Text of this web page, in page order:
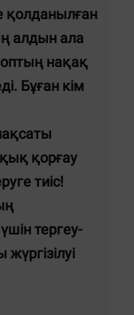
қолданылған
алдын ала
нақақ
Бұған кім
қорғау
тиіс!
тергеу-